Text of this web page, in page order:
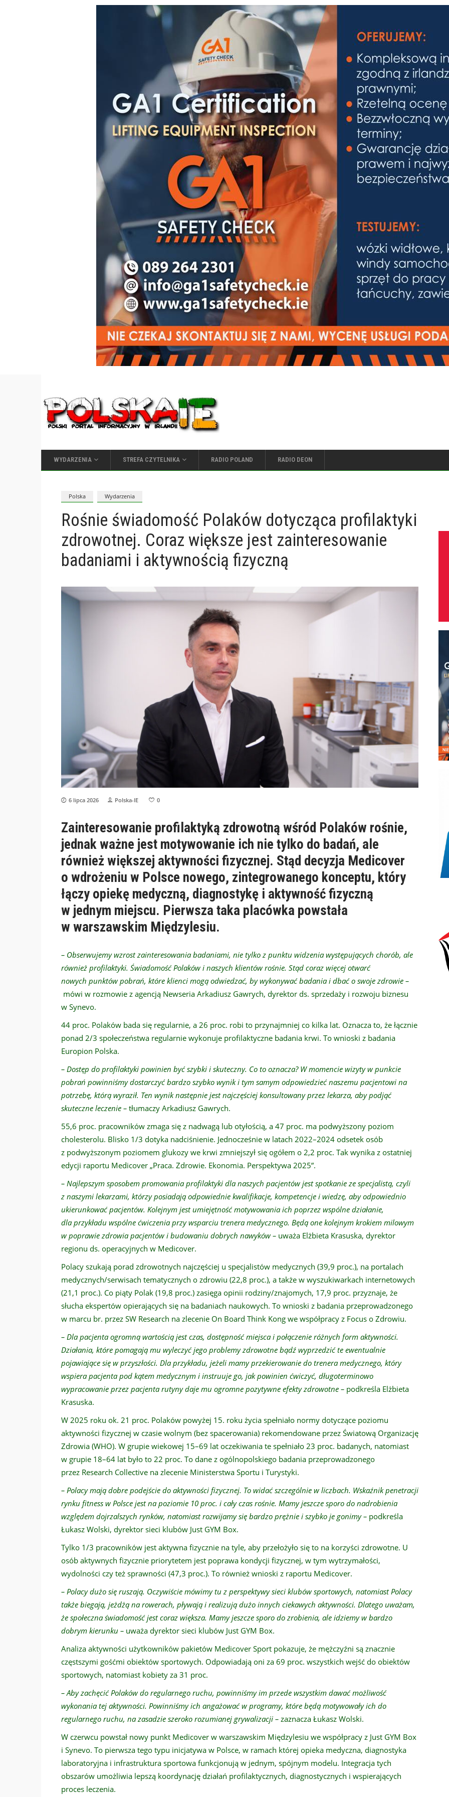
WYDARZENIA STREFA CZYTELNIKA RADIO POLAND RADIO DEON
Polska Wydarzenia
Rośnie świadomość Polaków dotycząca profilaktyki
zdrowotnej. Coraz większe jest zainteresowanie
badaniami i aktywnością fizyczną
6 lipca 2026 Polska-IE 0
Zainteresowanie profilaktyką zdrowotną wśród Polaków rośnie,
jednak ważne jest motywowanie ich nie tylko do badań, ale
również większej aktywności fizycznej. Stąd decyzja Medicover
o wdrożeniu w Polsce nowego, zintegrowanego konceptu, który
łączy opiekę medyczną, diagnostykę i aktywność fizyczną
w jednym miejscu. Pierwsza taka placówka powstała
w warszawskim Międzylesiu.
– Obserwujemy wzrost zainteresowania badaniami, nie tylko z punktu widzenia występujących chorób, ale
również profilaktyki. Świadomość Polaków i naszych klientów rośnie. Stąd coraz więcej otwarć
nowych punktów pobrań, które klienci mogą odwiedzać, by wykonywać badania i dbać o swoje zdrowie –
mówi w rozmowie z agencją Newseria Arkadiusz Gawrych, dyrektor ds. sprzedaży i rozwoju biznesu
w Synevo.
44 proc. Polaków bada się regularnie, a 26 proc. robi to przynajmniej co kilka lat. Oznacza to, że łącznie
ponad 2/3 społeczeństwa regularnie wykonuje profilaktyczne badania krwi. To wnioski z badania
Europion Polska.
– Dostęp do profilaktyki powinien być szybki i skuteczny. Co to oznacza? W momencie wizyty w punkcie
pobrań powinniśmy dostarczyć bardzo szybko wynik i tym samym odpowiedzieć naszemu pacjentowi na
potrzebę, którą wyraził. Ten wynik następnie jestnajczęściej konsultowany przez lekarza, aby podjąć
skuteczne leczenie – tłumaczy Arkadiusz Gawrych.
55,6 proc. pracowników zmaga się z nadwagą lub otyłością, a 47 proc. ma podwyższony poziom
cholesterolu. Blisko 1/3 dotyka nadciśnienie. Jednocześnie w latach 2022–2024 odsetek osób
z podwyższonym poziomem glukozy we krwi zmniejszył się ogółem o 2,2 proc. Tak wynika z ostatniej
edycji raportu Medicover „Praca. Zdrowie. Ekonomia. Perspektywa 2025”.
– Najlepszym sposobem promowania profilaktyki dla naszych pacjentów jest spotkanie ze specjalistą, czyli
z naszymi lekarzami, którzy posiadają odpowiednie kwalifikacje, kompetencje i wiedzę, aby odpowiednio
ukierunkować pacjentów. Kolejnym jest umiejętność motywowania ich poprzez wspólne działanie,
dla przykładu wspólne ćwiczenia przy wsparciu trenera medycznego. Będą one kolejnym krokiem milowym
w poprawie zdrowia pacjentówi budowaniu dobrych nawyków – uważa Elżbieta Krasuska, dyrektor
regionu ds. operacyjnych w Medicover.
Polacy szukają porad zdrowotnych najczęściej u specjalistów medycznych (39,9 proc.), na portalach
medycznych/serwisach tematycznych o zdrowiu (22,8 proc.), a także w wyszukiwarkach internetowych
(21,1 proc.). Co piąty Polak (19,8 proc.) zasięga opinii rodziny/znajomych, 17,9 proc. przyznaje, że
słucha ekspertów opierających się na badaniach naukowych. To wnioski z badania przeprowadzonego
w marcu br. przez SW Research na zlecenie On Board Think Kong we współpracy z Focus o Zdrowiu.
– Dla pacjenta ogromną wartością jest czas, dostępność miejsca i połączenie różnych form aktywności.
Działania, które pomagają mu wyleczyć jego problemy zdrowotne bądź wyprzedzić te ewentualnie
pojawiające się w przyszłości. Dla przykładu, jeżeli mamy przekierowanie do trenera medycznego, który
wspiera pacjenta pod kątem medycznym i instruuje go, jak powinien ćwiczyć, długoterminowo
wypracowanie przez pacjenta rutyny daje mu ogromne pozytywne efekty zdrowotne – podkreśla Elżbieta
Krasuska.
W 2025 roku ok. 21 proc. Polaków powyżej 15. roku życia spełniało normy dotyczące poziomu
aktywności fizycznej w czasie wolnym (bez spacerowania) rekomendowane przez Światową Organizację
Zdrowia (WHO). W grupie wiekowej 15–69 lat oczekiwania te spełniało 23 proc. badanych, natomiast
w grupie 18–64 lat było to 22 proc. To dane z ogólnopolskiego badania przeprowadzonego
przez Research Collective na zlecenie Ministerstwa Sportu i Turystyki.
– Polacy mają dobre podejście do aktywności fizycznej. To widać szczególnie w liczbach. Wskaźnik penetracji
rynku fitness w Polsce jest na poziomie 10 proc. i cały czas rośnie. Mamy jeszcze sporo do nadrobienia
względem dojrzalszych rynków, natomiast rozwijamy się bardzo prężnie i szybko je gonimy – podkreśla
Łukasz Wolski, dyrektor sieci klubów Just GYM Box.
Tylko 1/3 pracowników jest aktywna fizycznie na tyle, aby przełożyło się to na korzyści zdrowotne. U
osób aktywnych fizycznie priorytetem jest poprawa kondycji fizycznej, w tym wytrzymałości,
wydolności czy też sprawności (47,3 proc.). To również wnioski z raportu Medicover.
– Polacy dużo się ruszają. Oczywiście mówimy tu z perspektywy sieci klubów sportowych, natomiast Polacy
także biegają, jeżdżą na rowerach, pływają i realizują dużo innych ciekawych aktywności. Dlatego uważam,
że społeczna świadomość jest coraz większa. Mamy jeszcze sporo do zrobienia, ale idziemy w bardzo
dobrym kierunku – uważa dyrektor sieci klubów Just GYM Box.
Analiza aktywności użytkowników pakietów Medicover Sport pokazuje, że mężczyźni są znacznie
częstszymi gośćmi obiektów sportowych. Odpowiadają oni za 69 proc. wszystkich wejść do obiektów
sportowych, natomiast kobiety za 31 proc.
– Aby zachęcić Polaków do regularnego ruchu, powinniśmy im przede wszystkim dawać możliwość
wykonania tej aktywności. Powinniśmy ich angażować w programy, które będą motywowały ich do
regularnego ruchu, na zasadzie szeroko rozumianej grywalizacji – zaznacza Łukasz Wolski.
W czerwcu powstał nowy punkt Medicover w warszawskim Międzylesiu we współpracy z Just GYM Box
i Synevo. To pierwsza tego typu inicjatywa w Polsce, w ramach której opieka medyczna, diagnostyka
laboratoryjna i infrastruktura sportowa funkcjonują w jednym, spójnym modelu. Integracja tych
obszarów umożliwia lepszą koordynację działań profilaktycznych, diagnostycznych i wspierających
proces leczenia.